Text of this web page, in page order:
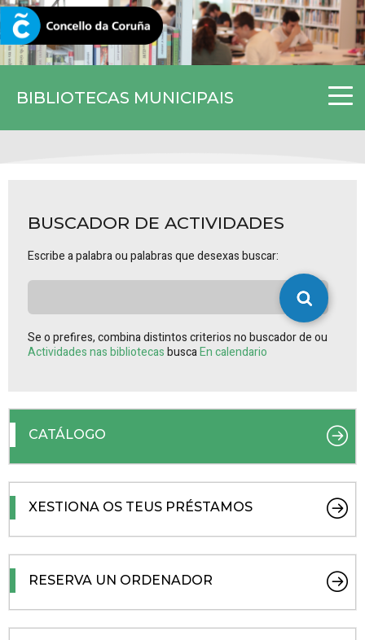
BIBLIOTECAS MUNICIPAIS
CORUNA.GAL
BUSCADOR DE ACTIVIDADES
Escribe a palabra ou palabras que desexas buscar:
Se o prefires, combina distintos criterios no buscador de ou
Actividades nas bibliotecasbuscaEn calendario
CATÁLOGO
XESTIONA OS TEUS PRÉSTAMOS
RESERVA UN ORDENADOR